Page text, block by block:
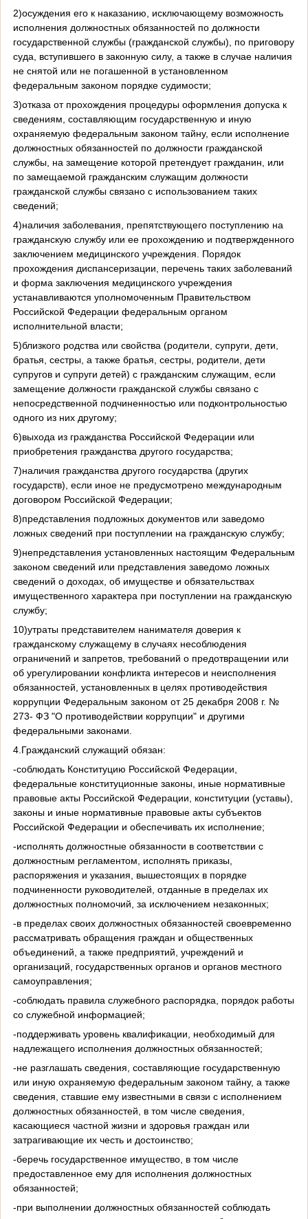
2)осуждения его к наказанию, исключающему возможность
исполнения должностных обязанностей по должности
государственной службы (гражданской службы), по приговору
суда, вступившего в законную силу, а также в случае наличия
не снятой или не погашенной в установленном
федеральным законом порядке судимости;
3)отказа от прохождения процедуры оформления допуска к
сведениям, составляющим государственную и иную
охраняемую федеральным законом тайну, если исполнение
должностных обязанностей по должности гражданской
службы, на замещение которой претендует гражданин, или
по замещаемой гражданским служащим должности
гражданской службы связано с использованием таких
сведений;
4)наличия заболевания, препятствующего поступлению на
гражданскую службу или ее прохождению и подтвержденного
заключением медицинского учреждения. Порядок
прохождения диспансеризации, перечень таких заболеваний
и форма заключения медицинского учреждения
устанавливаются уполномоченным Правительством
Российской Федерации федеральным органом
исполнительной власти;
5)близкого родства или свойства (родители, супруги, дети,
братья, сестры, а также братья, сестры, родители, дети
супругов и супруги детей) с гражданским служащим, если
замещение должности гражданской службы связано с
непосредственной подчиненностью или подконтрольностью
одного из них другому;
6)выхода из гражданства Российской Федерации или
приобретения гражданства другого государства;
7)наличия гражданства другого государства (других
государств), если иное не предусмотрено международным
договором Российской Федерации;
8)представления подложных документов или заведомо
ложных сведений при поступлении на гражданскую службу;
9)непредставления установленных настоящим Федеральным
законом сведений или представления заведомо ложных
сведений о доходах, об имуществе и обязательствах
имущественного характера при поступлении на гражданскую
службу;
10)утраты представителем нанимателя доверия к
гражданскому служащему в случаях несоблюдения
ограничений и запретов, требований о предотвращении или
об урегулировании конфликта интересов и неисполнения
обязанностей, установленных в целях противодействия
коррупции Федеральным законом от 25 декабря 2008 г. №
273- ФЗ "О противодействии коррупции" и другими
федеральными законами.
4.Гражданский служащий обязан:
-соблюдать Конституцию Российской Федерации,
федеральные конституционные законы, иные нормативные
правовые акты Российской Федерации, конституции (уставы),
законы и иные нормативные правовые акты субъектов
Российской Федерации и обеспечивать их исполнение;
-исполнять должностные обязанности в соответствии с
должностным регламентом, исполнять приказы,
распоряжения и указания, вышестоящих в порядке
подчиненности руководителей, отданные в пределах их
должностных полномочий, за исключением незаконных;
-в пределах своих должностных обязанностей своевременно
рассматривать обращения граждан и общественных
объединений, а также предприятий, учреждений и
организаций, государственных органов и органов местного
самоуправления;
-соблюдать правила служебного распорядка, порядок работы
со служебной информацией;
-поддерживать уровень квалификации, необходимый для
надлежащего исполнения должностных обязанностей;
-не разглашать сведения, составляющие государственную
или иную охраняемую федеральным законом тайну, а также
сведения, ставшие ему известными в связи с исполнением
должностных обязанностей, в том числе сведения,
касающиеся частной жизни и здоровья граждан или
затрагивающие их честь и достоинство;
-беречь государственное имущество, в том числе
предоставленное ему для исполнения должностных
обязанностей;
-при выполнении должностных обязанностей соблюдать